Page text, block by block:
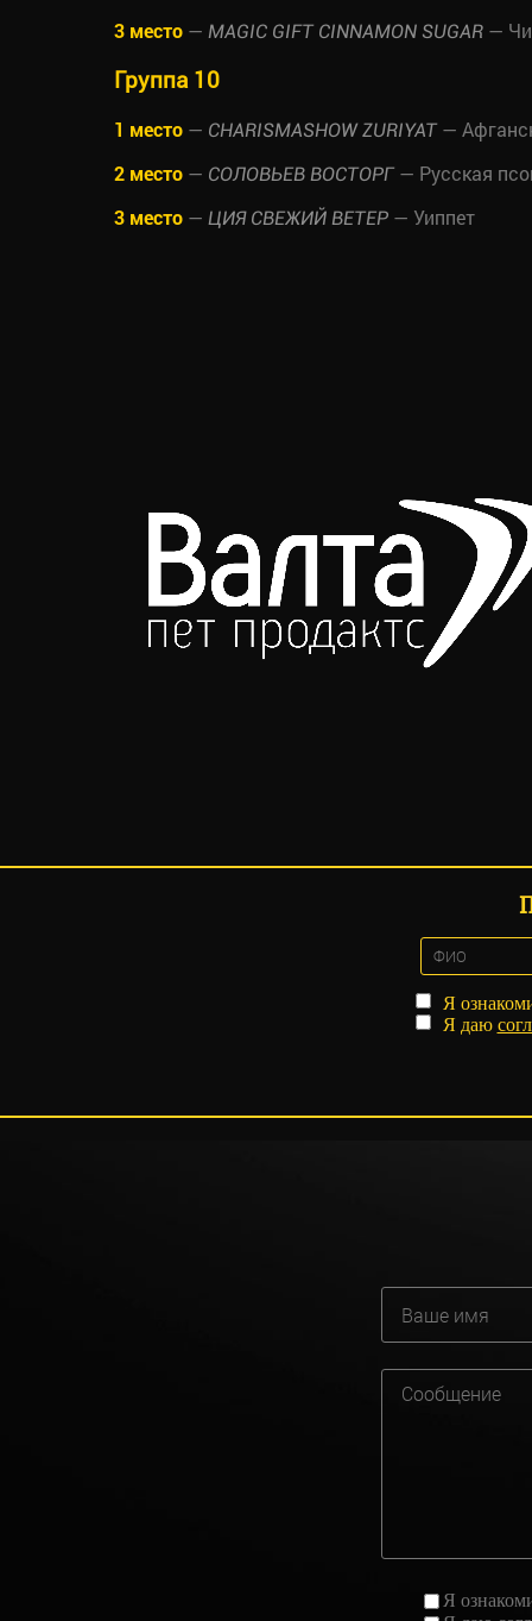
3 место — MAGIC GIFT CINNAMON SUGAR —
Группа 10
1 место — CHARISMASHOW ZURIYAT—
2 место — СОЛОВЬЕВ ВОСТОРГ — Русская
3 место — ЦИЯ СВЕЖИЙ ВЕТЕР — Уиппет
Я
Я даю
Я